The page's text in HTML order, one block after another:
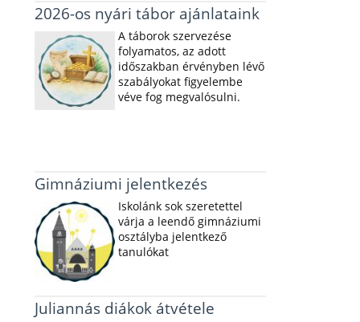
2026-os nyári tábor ajánlataink
A táborok szervezése
folyamatos, az adott
időszakban érvényben lévő
szabályokat figyelembe
véve fog megvalósulni.
Gimnáziumi jelentkezés
Iskolánk sok szeretettel
várja a leendő gimnáziumi
osztályba jelentkező
tanulókat
Juliannás diákok átvétele